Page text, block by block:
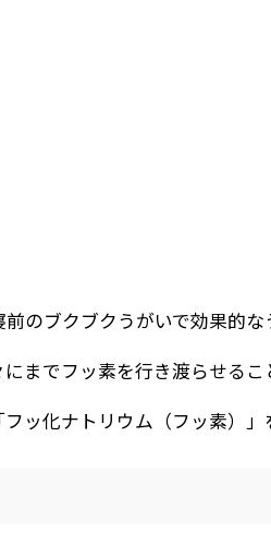
のブクブクうがいで効果的な
までフッ素を行き渡らせる
ッ化ナトリウム（フッ素）